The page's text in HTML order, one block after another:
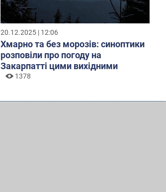
20.12.2025 | 12:06
Хмарно та без морозів: синоптики
розповіли про погоду на
Закарпатті цими вихідними
1378